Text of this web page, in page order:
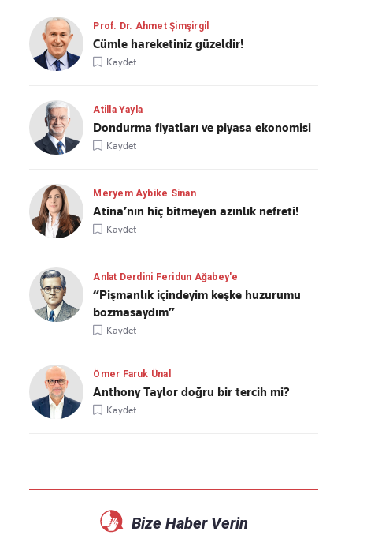
Prof. Dr. Ahmet Şimşirgil
Cümle hareketiniz güzeldir!
Kaydet
Atilla Yayla
Dondurma fiyatları ve piyasa ekonomisi
Kaydet
Meryem Aybike Sinan
Atina’nın hiç bitmeyen azınlık nefreti!
Kaydet
Anlat Derdini Feridun Ağabey'e
“Pişmanlık içindeyim keşke huzurumu
bozmasaydım”
Kaydet
Ömer Faruk Ünal
Anthony Taylor doğru bir tercih mi?
Kaydet
Bize Haber Verin